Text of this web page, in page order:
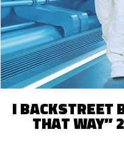
© 2014–2026Trash Italiano
- Tutti i
C.F./P.IVA 15477041006 - Capitale
I BACKSTREET
THAT WAY”